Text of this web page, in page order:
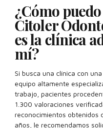
¿Cómo
Citoler
es la clínica
mí?
Si busca una clínica con
equipo altamente
trabajo, pacientes
1.300 valoraciones
reconocimientos obtenidos
años, le recomendamos